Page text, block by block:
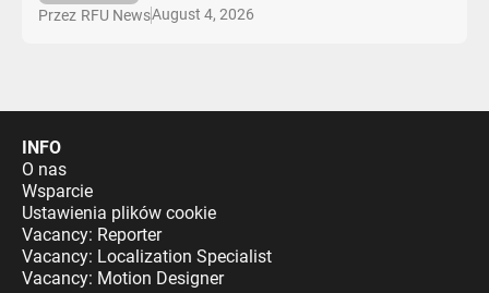
Przez RFU NewsAugust 4, 2026
INFO
O nas
Wsparcie
Ustawienia plików cookie
Vacancy: Reporter
Vacancy: Localization Specialist
Vacancy: Motion Designer